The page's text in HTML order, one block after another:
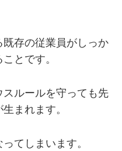
存の従業員がしっか
とです。
ルールを守っても先
まれます。
てしまいます。